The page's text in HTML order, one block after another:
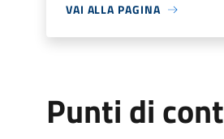
VAI ALLA PAGINA
Punti di